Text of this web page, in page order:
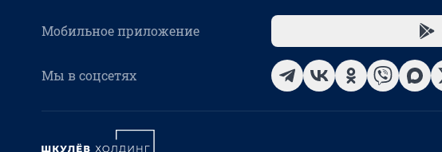
Мобильное приложение
Мы в соцсетях